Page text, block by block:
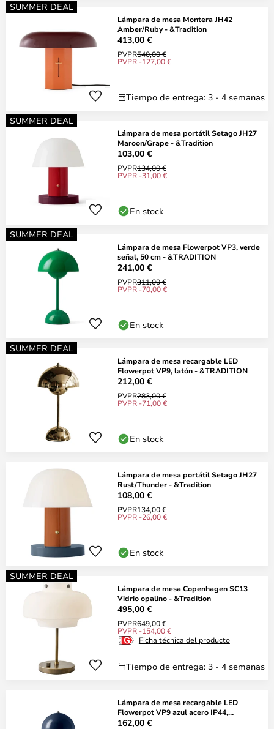
SUMMER DEAL
Lámpara de mesa Montera JH42
Amber/Ruby - &Tradition
413,00 €
PVPR540,00 €
PVPR -127,00 €
Tiempo de entrega: 3 - 4 semanas
SUMMER DEAL
Lámpara de mesa portátil Setago JH27
Maroon/Grape - &Tradition
103,00 €
PVPR134,00 €
PVPR -31,00 €
En stock
SUMMER DEAL
Lámpara de mesa Flowerpot VP3, verde
señal, 50 cm - &TRADITION
241,00 €
PVPR311,00 €
PVPR -70,00 €
En stock
SUMMER DEAL
Lámpara de mesa recargable LED
Flowerpot VP9, latón - &TRADITION
212,00 €
PVPR283,00 €
PVPR -71,00 €
En stock
Lámpara de mesa portátil Setago JH27
Rust/Thunder - &Tradition
108,00 €
PVPR134,00 €
PVPR -26,00 €
En stock
SUMMER DEAL
Lámpara de mesa Copenhagen SC13
Vidrio opalino - &Tradition
495,00 €
PVPR649,00 €
PVPR -154,00 €
Ficha técnica del producto
Tiempo de entrega: 3 - 4 semanas
Lámpara de mesa recargable LED
Flowerpot VP9 azul acero IP44,
&TRADITION
162,00 €